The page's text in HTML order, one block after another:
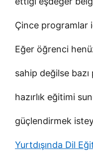
Çince programlar
Eğer öğrenci
sahip değilse
hazırlık eğitimi
güçlendirmek
Yurtdışında Dil